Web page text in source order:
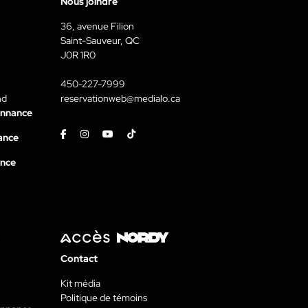
36, avenue Filion
Saint-Sauveur, QC
J0R 1R0
450-227-7999
reservationweb@medialo.ca
FacebookInstagramYoutubeTiktok
Contact
Kit média
Politique de témoins